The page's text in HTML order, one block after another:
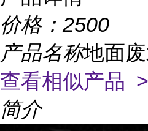
价格： 2500
产品名称地面
查看相似产品 >
简介